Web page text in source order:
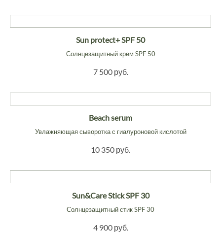
Sun protect+ SPF 50
Солнцезащитный крем SPF 50
7 500 руб.
Beach serum
Увлажняющая сыворотка с гиалуроновой кислотой
10 350 руб.
Sun&Care Stick SPF 30
Солнцезащитный стик SPF 30
4 900 руб.